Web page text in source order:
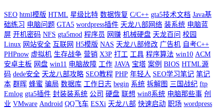
SEO html模版 HTML 星级比特 数据恢复 C/C++ gta5技术文档 Java基
础练习 电脑问题 GTA5 wordpress插件 天龙八部网络 装系统 电脑蓝
屏 开机密码 NFS gta5mod 程序员 网赚 机械硬盘 天龙百问 校园
Linux 网站安全 互联网 H5模版 NAS 天龙八部修改 广告机 自考C++
PHPnow 虚拟机 生存战争 营销 X3P 打工 工具 程序算法 win10 ACM
安卓主板 网盘 win11 电脑故障 工作 JAVA 宝塔 案例 BIOS HTML源
码 dede安全 天龙八部攻略 SEO教程 PHP 年轻人 SEO学习笔记 笔记
本 群晖 蜂蜜 骗局 数据库 工作日志 begin 系统 拆解图 三国战纪 ftp
Emlog gta5插件 封装装系统 公司 硬盘 联想 win8系统 电脑那些事 创
业 VMware Android QQ飞车 ESXi 天龙八部 快速启动 职场 wordpress